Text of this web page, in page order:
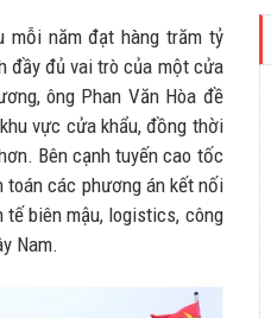
mỗi năm đạt hàng trăm tỷ
đầy đủ vai trò của một cửa
ông Phan Văn Hòa đề
vực cửa khẩu, đồng thời
Bên cạnh tuyến cao tốc
toán các phương án kết nối
biên mậu, logistics, công
Nam.